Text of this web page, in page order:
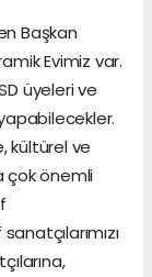
Başkan
Evimiz var.
üyeleri ve
kültürel ve
çok önemli